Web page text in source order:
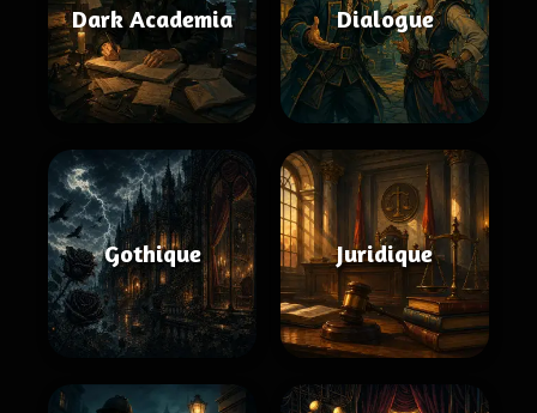
Dark Academia Dialogue
Gothique Juridique